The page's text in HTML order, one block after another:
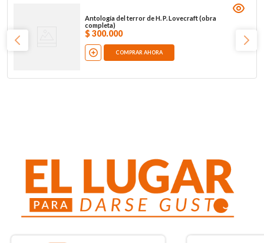
Antología del terror de H. P. Lovecraft (obra
completa)
$ 300.000
COMPRAR AHORA